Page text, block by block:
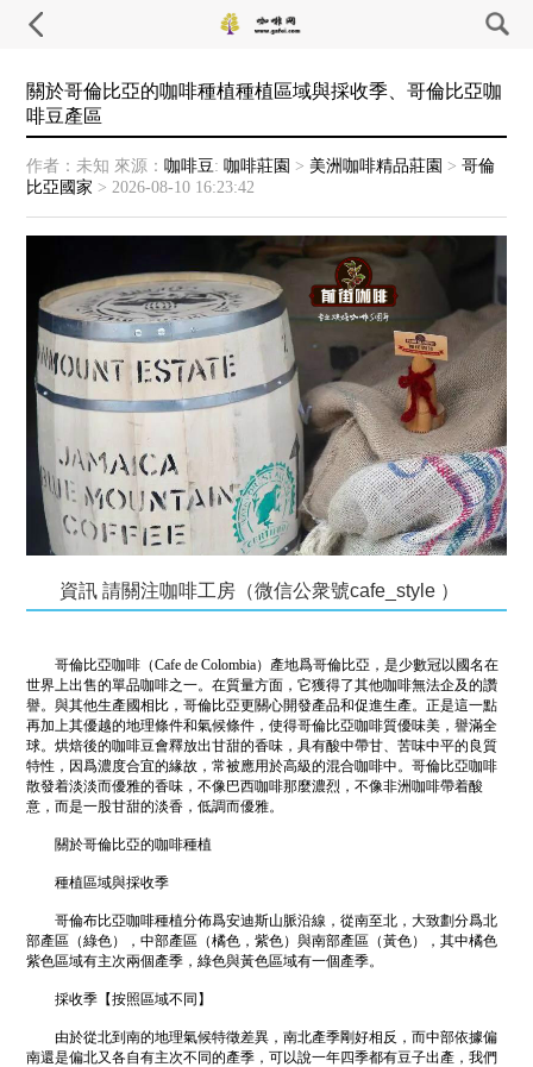
關於哥倫比亞的咖啡種植種植區域與採收季、哥倫比亞咖
啡豆產區
作者：未知 來源：咖啡豆:咖啡莊園 > 美洲咖啡精品莊園 >哥倫
比亞國家 >2026-08-10 16:23:42
資訊 請關注咖啡工房（微信公衆號cafe_style ）
哥倫比亞咖啡（Cafe de Colombia）產地爲哥倫比亞，是少數冠以國名在
世界上出售的單品咖啡之一。在質量方面，它獲得了其他咖啡無法企及的讚
譽。與其他生產國相比，哥倫比亞更關心開發產品和促進生產。正是這一點
再加上其優越的地理條件和氣候條件，使得哥倫比亞咖啡質優味美，譽滿全
球。烘焙後的咖啡豆會釋放出甘甜的香味，具有酸中帶甘、苦味中平的良質
特性，因爲濃度合宜的緣故，常被應用於高級的混合咖啡中。哥倫比亞咖啡
散發着淡淡而優雅的香味，不像巴西咖啡那麼濃烈，不像非洲咖啡帶着酸
意，而是一股甘甜的淡香，低調而優雅。
關於哥倫比亞的咖啡種植
種植區域與採收季
哥倫布比亞咖啡種植分佈爲安迪斯山脈沿線，從南至北，大致劃分爲北
部產區（綠色），中部產區（橘色，紫色）與南部產區（黃色），其中橘色
紫色區域有主次兩個產季，綠色與黃色區域有一個產季。
採收季【按照區域不同】
由於從北到南的地理氣候特徵差異，南北產季剛好相反，而中部依據偏
南還是偏北又各自有主次不同的產季，可以說一年四季都有豆子出產，我們